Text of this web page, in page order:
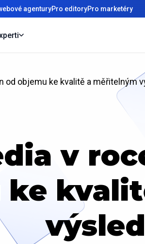
agenturyPro editoryPro marketéry
od objemu ke kvalitě a měřitelným
v
ke